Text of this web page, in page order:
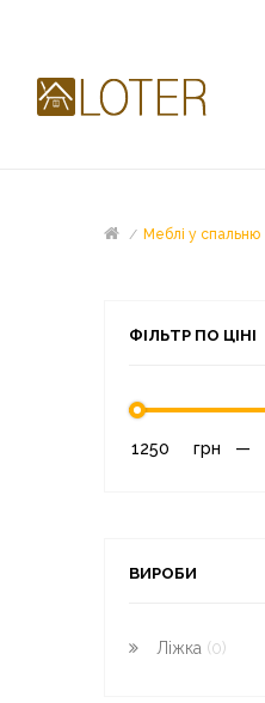
Меблі у спальню
ФІЛЬТР ПО ЦІНІ
грн —
ВИРОБИ
Ліжка (0)